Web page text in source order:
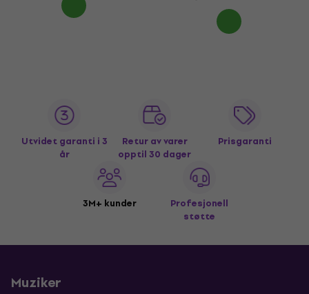
Utvidet garanti i 3
år
Retur av varer
opptil 30 dager
Prisgaranti
3M+ kunder
Profesjonell
støtte
Muziker